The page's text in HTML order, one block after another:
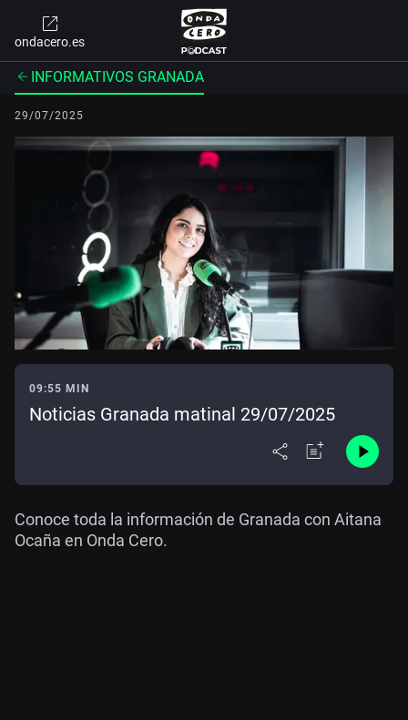
ondacero.es
INFORMATIVOS GRANADA
29/07/2025
09:55 MIN
Noticias Granada matinal 29/07/2025
Conoce toda la información de Granada con Aitana
Ocaña en Onda Cero.